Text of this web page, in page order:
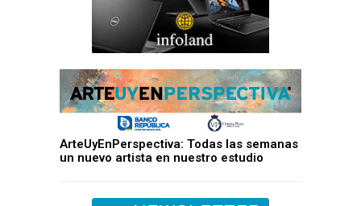
ArteUyEnPerspectiva: Todas las semanas
un nuevo artista en nuestro estudio